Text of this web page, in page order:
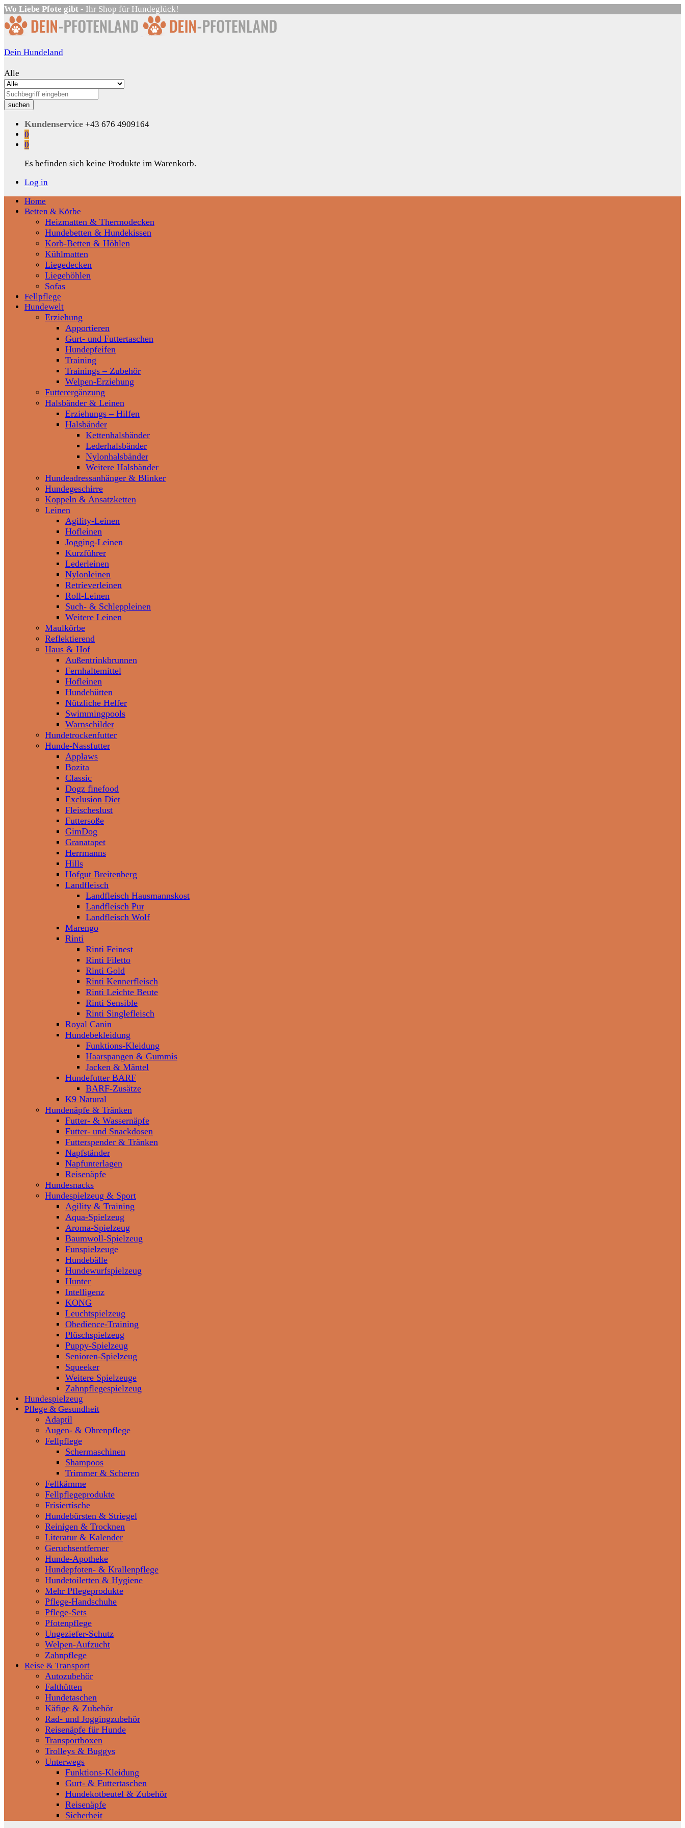
Wo Liebe Pfote gibt - Ihr Shop für Hundeglück!
Dein Hundeland
Alle
suchen
Kundenservice +43 676 4909164
0
0
Es befinden sich keine Produkte im Warenkorb.
Log in
Home
Betten & Körbe
Heizmatten & Thermodecken
Hundebetten & Hundekissen
Korb-Betten & Höhlen
Kühlmatten
Liegedecken
Liegehöhlen
Sofas
Fellpflege
Hundewelt
Erziehung
Apportieren
Gurt- und Futtertaschen
Hundepfeifen
Training
Trainings – Zubehör
Welpen-Erziehung
Futterergänzung
Halsbänder & Leinen
Erziehungs – Hilfen
Halsbänder
Kettenhalsbänder
Lederhalsbänder
Nylonhalsbänder
Weitere Halsbänder
Hundeadressanhänger & Blinker
Hundegeschirre
Koppeln & Ansatzketten
Leinen
Agility-Leinen
Hofleinen
Jogging-Leinen
Kurzführer
Lederleinen
Nylonleinen
Retrieverleinen
Roll-Leinen
Such- & Schleppleinen
Weitere Leinen
Maulkörbe
Reflektierend
Haus & Hof
Außentrinkbrunnen
Fernhaltemittel
Hofleinen
Hundehütten
Nützliche Helfer
Swimmingpools
Warnschilder
Hundetrockenfutter
Hunde-Nassfutter
Applaws
Bozita
Classic
Dogz finefood
Exclusion Diet
Fleischeslust
Futtersoße
GimDog
Granatapet
Herrmanns
Hills
Hofgut Breitenberg
Landfleisch
Landfleisch Hausmannskost
Landfleisch Pur
Landfleisch Wolf
Marengo
Rinti
Rinti Feinest
Rinti Filetto
Rinti Gold
Rinti Kennerfleisch
Rinti Leichte Beute
Rinti Sensible
Rinti Singlefleisch
Royal Canin
Hundebekleidung
Funktions-Kleidung
Haarspangen & Gummis
Jacken & Mäntel
Hundefutter BARF
BARF-Zusätze
K9 Natural
Hundenäpfe & Tränken
Futter- & Wassernäpfe
Futter- und Snackdosen
Futterspender & Tränken
Napfständer
Napfunterlagen
Reisenäpfe
Hundesnacks
Hundespielzeug & Sport
Agility & Training
Aqua-Spielzeug
Aroma-Spielzeug
Baumwoll-Spielzeug
Funspielzeuge
Hundebälle
Hundewurfspielzeug
Hunter
Intelligenz
KONG
Leuchtspielzeug
Obedience-Training
Plüschspielzeug
Puppy-Spielzeug
Senioren-Spielzeug
Squeeker
Weitere Spielzeuge
Zahnpflegespielzeug
Hundespielzeug
Pflege & Gesundheit
Adaptil
Augen- & Ohrenpflege
Fellpflege
Schermaschinen
Shampoos
Trimmer & Scheren
Fellkämme
Fellpflegeprodukte
Frisiertische
Hundebürsten & Striegel
Reinigen & Trocknen
Literatur & Kalender
Geruchsentferner
Hunde-Apotheke
Hundepfoten- & Krallenpflege
Hundetoiletten & Hygiene
Mehr Pflegeprodukte
Pflege-Handschuhe
Pflege-Sets
Pfotenpflege
Ungeziefer-Schutz
Welpen-Aufzucht
Zahnpflege
Reise & Transport
Autozubehör
Falthütten
Hundetaschen
Käfige & Zubehör
Rad- und Joggingzubehör
Reisenäpfe für Hunde
Transportboxen
Trolleys & Buggys
Unterwegs
Funktions-Kleidung
Gurt- & Futtertaschen
Hundekotbeutel & Zubehör
Reisenäpfe
Sicherheit